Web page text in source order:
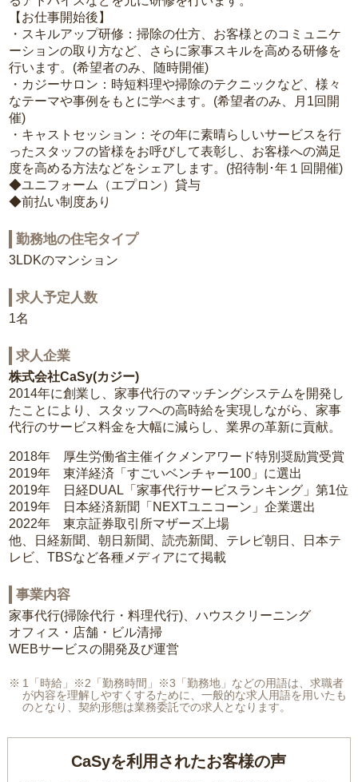
【お仕事開始後】
・スキルアップ研修：掃除の仕方、お客様とのコミュニケ
ーションの取り方など、さらに家事スキルを高める研修を
行います。(希望者のみ、随時開催)
・カジーサロン：時短料理や掃除のテクニックなど、様々
なテーマや事例をもとに学べます。(希望者のみ、月1回開
催)
・キャストセッション：その年に素晴らしいサービスを行
ったスタッフの皆様をお呼びして表彰し、お客様への満足
度を高める方法などをシェアします。(招待制･年１回開催)
◆ユニフォーム（エプロン）貸与
◆前払い制度あり
勤務地の住宅タイプ
3LDKのマンション
求人予定人数
1名
求人企業
株式会社CaSy(カジー)
2014年に創業し、家事代行のマッチングシステムを開発し
たことにより、スタッフへの高時給を実現しながら、家事
代行のサービス料金を大幅に減らし、業界の革新に貢献。
2018年 厚生労働省主催イクメンアワード特別奨励賞受賞
2019年 東洋経済「すごいベンチャー100」に選出
2019年 日経DUAL「家事代行サービスランキング」第1位
2019年 日本経済新聞「NEXTユニコーン」企業選出
2022年 東京証券取引所マザーズ上場
他、日経新聞、朝日新聞、読売新聞、テレビ朝日、日本テ
レビ、TBSなど各種メディアにて掲載
事業内容
家事代行(掃除代行・料理代行)、ハウスクリーニング
オフィス・店舗・ビル清掃
WEBサービスの開発及び運営
1「時給」※2「勤務時間」※3「勤務地」などの用語は、求職者
が内容を理解しやすくするために、一般的な求人用語を用いたも
のとなり、契約形態は業務委託での求人となります。
CaSyを利用されたお客様の声